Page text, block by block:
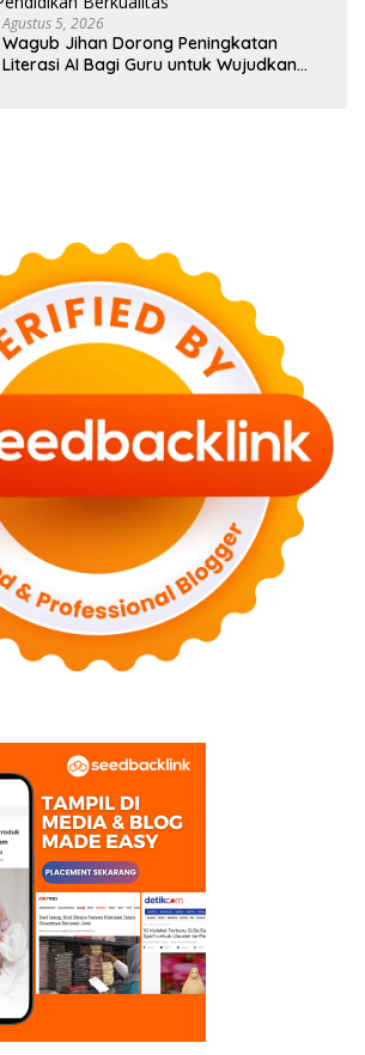
Agustus 5, 2026
Wagub Jihan Dorong Peningkatan
Literasi AI Bagi Guru untuk Wujudkan